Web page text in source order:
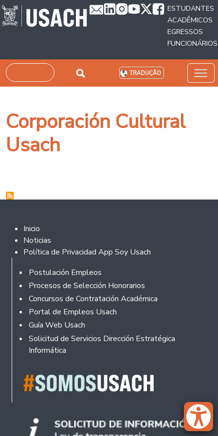
Passar para o conteúdo principal
ESTUDANTES
ACADÊMICOS
EGRESSOS
FUNCIONÁRIOS
Pesquisar TRADUÇÃO
Corporación Cultural
Usach
Footer 2
Inicio
Noticias
Política de Privacidad App Soy Usach
Rodapé
Postulación Empleos
Procesos de Selección Honorarios
Concursos de Contratación Académica
Portal de Empleos Usach
Guía Web Usach
Solicitud de Servicios Dirección Estratégica
Informática